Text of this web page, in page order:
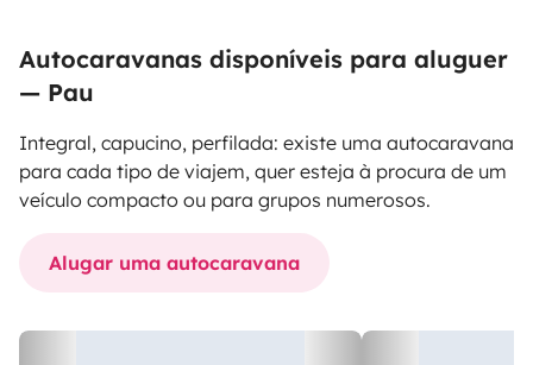
Autocaravanas disponíveis para aluguer
— Pau
Integral, capucino, perfilada: existe uma autocaravana
para cada tipo de viajem, quer esteja à procura de um
veículo compacto ou para grupos numerosos.
Alugar uma autocaravana